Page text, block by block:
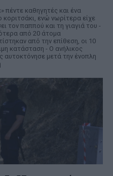
πέντε καθηγητές και ένα
κοριτσάκι, ενώ νωρίτερα είχε
τον παππού και τη γιαγιά του -
από 20 άτομα
από την επίθεση, οι 10
κατάσταση - Ο ανήλικος
αυτοκτόνησε μετά την ένοπλη